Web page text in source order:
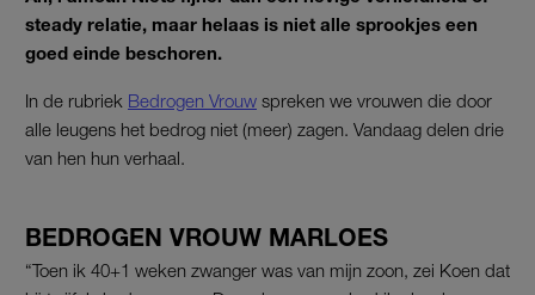
steady relatie, maar helaas is niet alle sprookjes een
goed einde beschoren.
In de rubriek Bedrogen Vrouw spreken we vrouwen die door
alle leugens het bedrog niet (meer) zagen. Vandaag delen drie
van hen hun verhaal.
BEDROGEN VROUW MARLOES
“Toen ik 40+1 weken zwanger was van mijn zoon, zei Koen dat